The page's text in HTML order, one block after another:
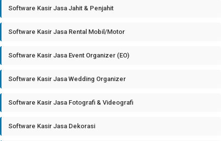
Software Kasir Jasa Jahit & Penjahit
Software Kasir Jasa Rental Mobil/Motor
Software Kasir Jasa Event Organizer (EO)
Software Kasir Jasa Wedding Organizer
Software Kasir Jasa Fotografi & Videografi
Software Kasir Jasa Dekorasi